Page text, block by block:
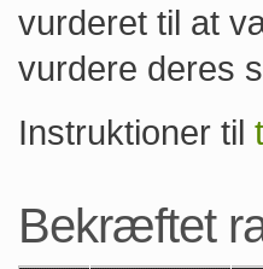
vurderet til at
vurdere deres
Instruktioner til
Bekræftet